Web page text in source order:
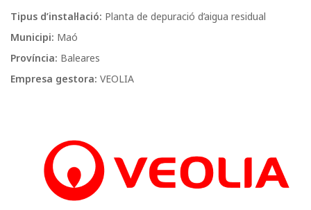
Tipus d’instal·lació: Planta de depuració d’aigua residual
Municipi: Maó
Província: Baleares
Empresa gestora: VEOLIA